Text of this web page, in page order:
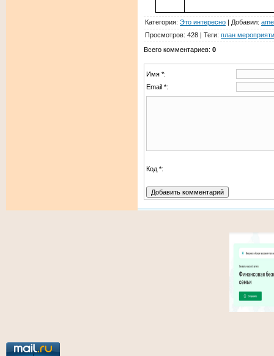
Категория: Это интересно | Добавил:
Просмотров: 428 | Теги: план
Всего комментариев: 0
Имя *:
Email *:
Код *: